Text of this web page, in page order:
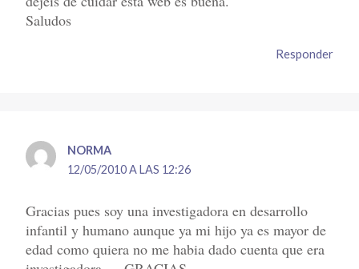
Saludos
Responder
NORMA
12/05/2010 A LAS 12:26
Gracias pues soy una investigadora en desarrollo
infantil y humano aunque ya mi hijo ya es mayor de
edad como quiera no me habia dado cuenta que era